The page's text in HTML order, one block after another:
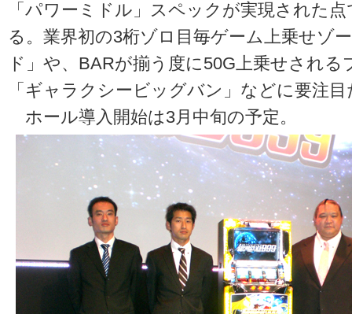
「パワーミドル」スペックが実現された
る。業界初の3桁ゾロ目毎ゲーム上乗せゾ
ド」や、BARが揃う度に50G上乗せされ
「ギャラクシービッグバン」などに要注目
ホール導入開始は3月中旬の予定。